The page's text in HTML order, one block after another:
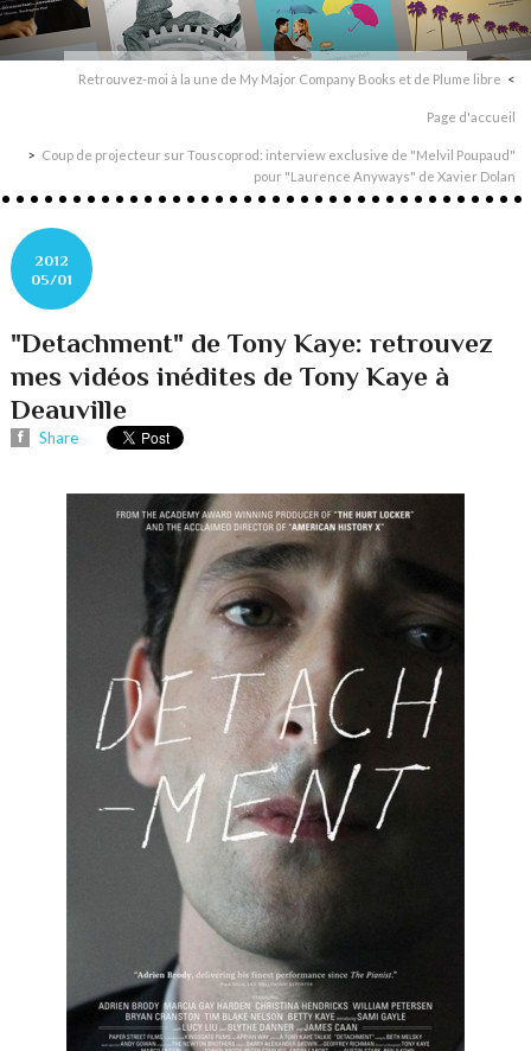
Retrouvez-moi à la une de My Major Company Books et de Plume libre
Page d'accueil
Coup de projecteur sur Touscoprod: interview exclusive de "Melvil Poupaud"
pour "Laurence Anyways" de Xavier Dolan
2012
05/01
"Detachment" de Tony Kaye: retrouvez
mes vidéos inédites de Tony Kaye à
Deauville
Share